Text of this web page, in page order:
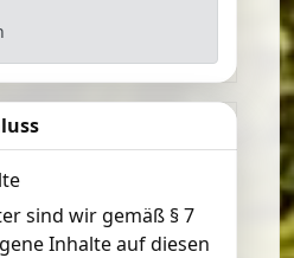
sind wir gemäß § 7
Inhalte auf diesen